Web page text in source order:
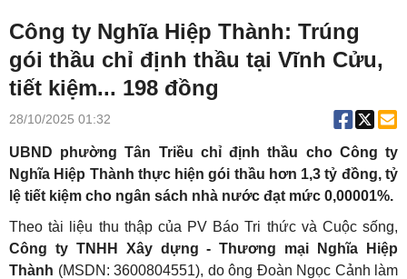
Công ty Nghĩa Hiệp Thành: Trúng
gói thầu chỉ định thầu tại Vĩnh Cửu,
tiết kiệm... 198 đồng
28/10/2025 01:32
UBND phường Tân Triều chỉ định thầu cho Công ty
Nghĩa Hiệp Thành thực hiện gói thầu hơn 1,3 tỷ đồng, tỷ
lệ tiết kiệm cho ngân sách nhà nước đạt mức 0,00001%.
Theo tài liệu thu thập của PV Báo Tri thức và Cuộc sống,
Công ty TNHH Xây dựng - Thương mại Nghĩa Hiệp
Thành (MSDN: 3600804551), do ông Đoàn Ngọc Cảnh làm